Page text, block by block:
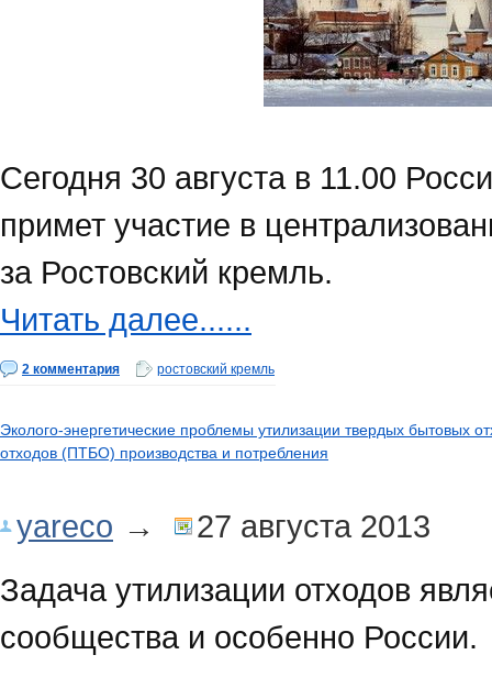
Сегодня 30 августа в 11.00
примет участие в
за Ростовский кремль.
Читать далее......
2 комментария ростовский кремль
Эколого-энергетические проблемы утилизации твердых
отходов (ПТБО) производства и потребления
yareco →
27 августа 2013
Задача утилизации отходов
сообщества и особенно России.